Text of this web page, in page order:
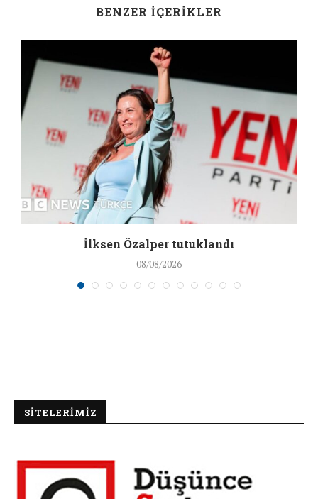
BENZER İÇERIKLER
İlksen Özalper tutuklandı
08/08/2026
SİTELERİMİZ